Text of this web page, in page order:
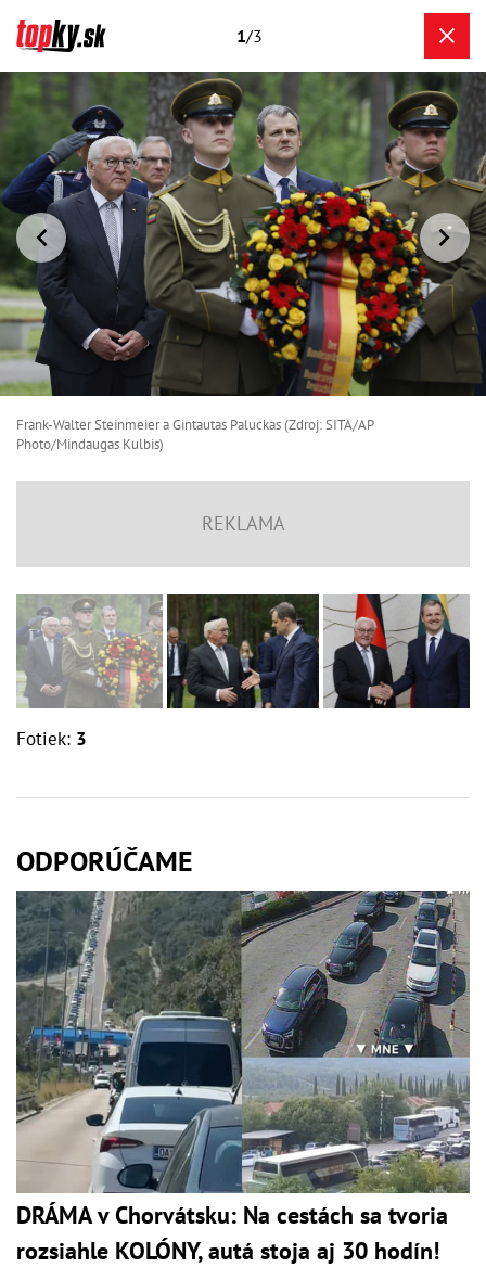
1/3
Frank-Walter Steinmeier a Gintautas Paluckas (Zdroj: SITA/AP
Photo/Mindaugas Kulbis)
Fotiek: 3
ODPORÚČAME
DRÁMA v Chorvátsku: Na cestách sa tvoria
rozsiahle KOLÓNY, autá stoja aj 30 hodín!